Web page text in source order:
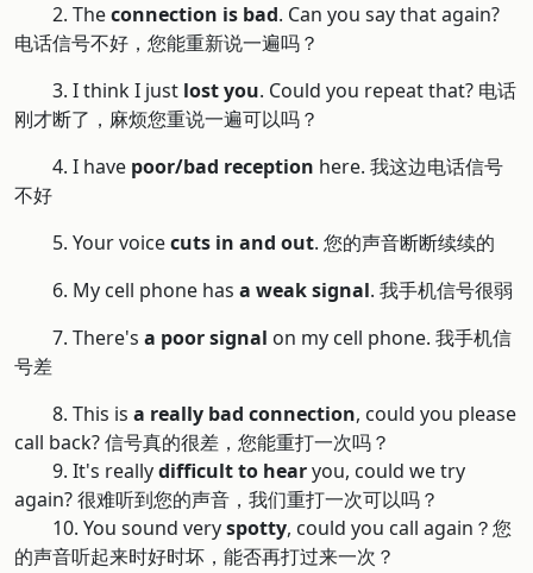
2. Theconnection is bad. Can you say that again?
电话信号不好，您能重新说一遍吗？
3. I think I just lost you. Could you repeat that? 电话
刚才断了，麻烦您重说一遍可以吗？
4. I have poor/bad reception here. 我这边电话信号
不好
5. Your voicecuts in and out. 您的声音断断续续的
6. My cell phone has a weak signal. 我手机信号很弱
7. There's a poor signal on my cell phone. 我手机信
号差
8. This is a really bad connection, could you please
call back? 信号真的很差，您能重打一次吗？
9. It's reallydifficult to hearyou, could we try
again? 很难听到您的声音，我们重打一次可以吗？
10. You sound veryspotty, could you call again？您
的声音听起来时好时坏，能否再打过来一次？